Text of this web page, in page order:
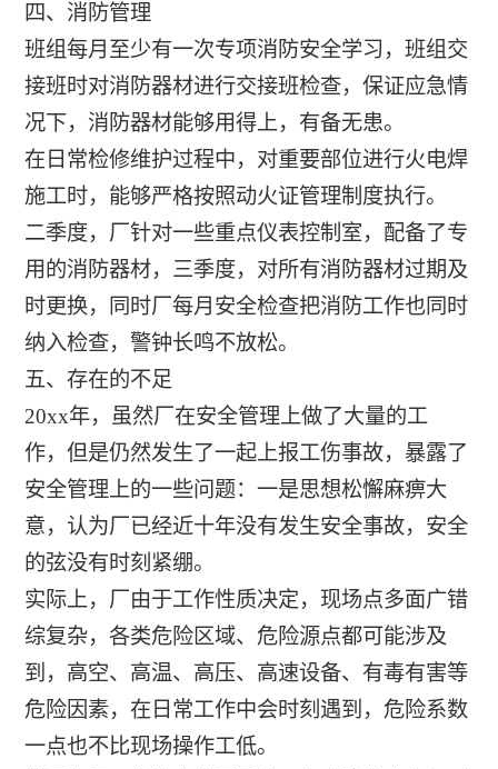
四、消防管理
班组每月至少有一次专项消防安全学习，班组交
接班时对消防器材进行交接班检查，保证应急情
况下，消防器材能够用得上，有备无患。
在日常检修维护过程中，对重要部位进行火电焊
施工时，能够严格按照动火证管理制度执行。
二季度，厂针对一些重点仪表控制室，配备了专
用的消防器材，三季度，对所有消防器材过期及
时更换，同时厂每月安全检查把消防工作也同时
纳入检查，警钟长鸣不放松。
五、存在的不足
20xx年，虽然厂在安全管理上做了大量的工
作，但是仍然发生了一起上报工伤事故，暴露了
安全管理上的一些问题：一是思想松懈麻痹大
意，认为厂已经近十年没有发生安全事故，安全
的弦没有时刻紧绷。
实际上，厂由于工作性质决定，现场点多面广错
综复杂，各类危险区域、危险源点都可能涉及
到，高空、高温、高压、高速设备、有毒有害等
危险因素，在日常工作中会时刻遇到，危险系数
一点也不比现场操作工低。